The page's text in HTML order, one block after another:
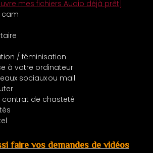
mes fichiers Audio déjà prêt]
cam
/ féminisation
à votre ordinateur
sociaux ou mail
contrat de chasteté
faire vos demandes de vidéos